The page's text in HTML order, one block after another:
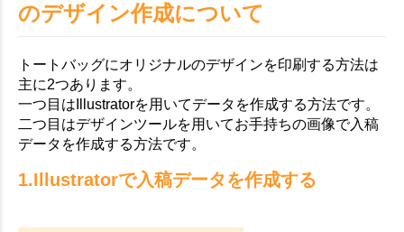
のデザイン作成について
トートバッグにオリジナルのデザインを印刷する方法は
主に2つあります。
一つ目はIllustratorを用いてデータを作成する方法です。
二つ目はデザインツールを用いてお手持ちの画像で入稿
データを作成する方法です。
1.Illustratorで入稿データを作成する